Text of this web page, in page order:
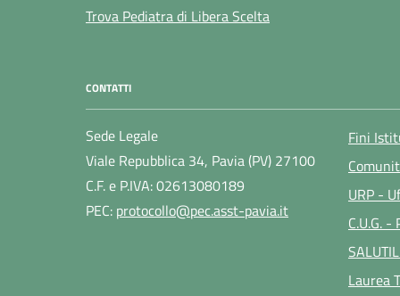
Trova Pediatra di Libera Scelta
CONTATTI
Sede Legale
Viale Repubblica 34, Pavia (PV) 27100
C.F. e P.IVA: 02613080189
PEC: protocollo@pec.asst-pavia.it
Fini
URP -
C.U.G.
Laurea